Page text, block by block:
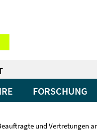
FORSCHUNG
und Vertretungen